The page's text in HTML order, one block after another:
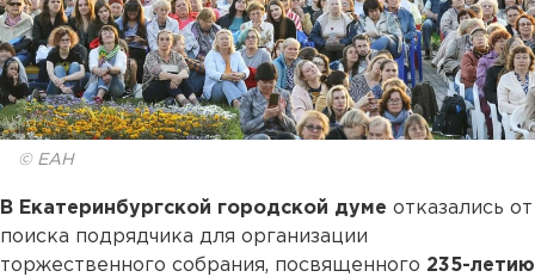
© ЕАН
В Екатеринбургской городской думе отказались от
поиска подрядчика для организации
торжественного собрания, посвященного 235-летию